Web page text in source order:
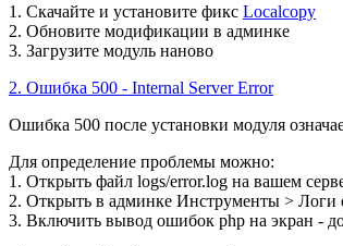
1. Скачайте и установите фикс Localcopy
2. Обновите модификации в админке
3. Загрузите модуль наново
2. Ошибка 500 - Internal Server Error
Ошибка 500 после установки модуля
Для определение проблемы можно:
1. Открыть файл logs/error.log на вашем
2. Открыть в админке Инструменты > Логи
3. Включить вывод ошибок php на экран -